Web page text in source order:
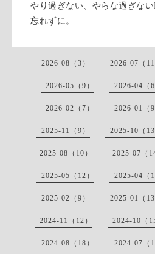
やり過ぎない、やらな過ぎな
忘れずに。
2026-08（3） 2026-07（11
2026-05（9） 2026-04（6
2026-02（7） 2026-01（9
2025-11（9） 2025-10（13
2025-08（10） 2025-07（14
2025-05（12） 2025-04（
2025-02（9） 2025-01（13
2024-11（12） 2024-10（15
2024-08（18） 2024-07（